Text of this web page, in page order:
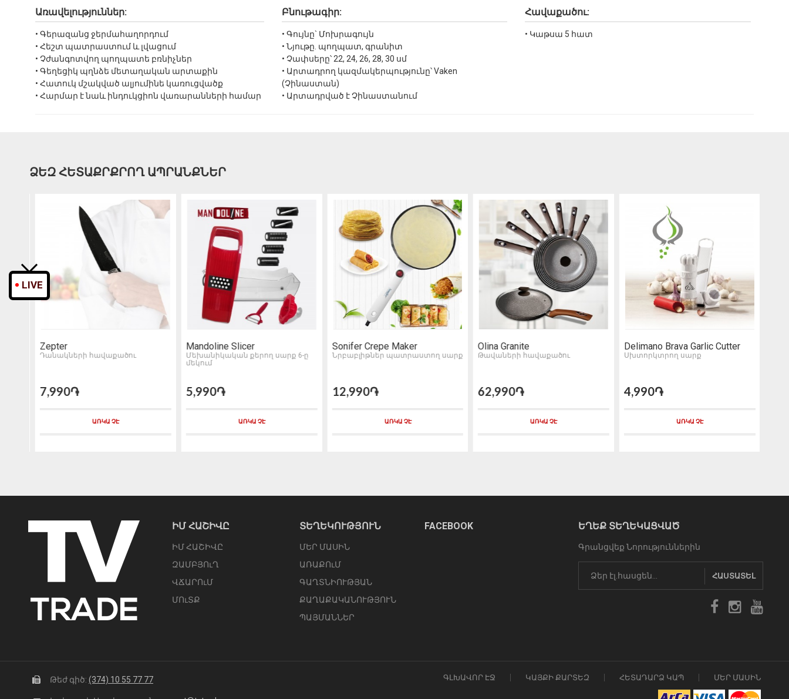
Առավելություններ:
• Գերազանց ջերմահաղորդում
• Հեշտ պատրաստում և լվացում
• Չժանգոտվող պողպատե բռնիչներ
• Գեղեցիկ պղնձե մետաղական արտաքին
• Հատուկ մշակված ալյումինե կառուցվածք
• Հարմար է նաև ինդուկցիոն վառարանների համար
Բնութագիր:
• Գույնը` Մոխրագույն
• Նյութը. պողպատ, գրանիտ
• Չափսերը՝ 22, 24, 26, 28, 30 սմ
• Արտադրող կազմակերպությունը՝ Vaken
(Չինաստան)
• Արտադրված է Չինաստանում
Հավաքածու:
• Կաթսա 5 հատ
ՁԵԶ ՀԵՏԱՔՐՔՐՈՂ ԱՊՐԱՆՔՆԵՐ
Zepter
Դանակների հավաքածու
7,990֏
ԱՌԿԱ ՉԷ
Mandoline Slicer
Մեխանիկական քերող սարք 6-ը
մեկում
5,990֏
ԱՌԿԱ ՉԷ
Sonifer Crepe Maker
Նրբաբլիթներ պատրաստող սարք
12,990֏
ԱՌԿԱ ՉԷ
Olina Granite
Թավաների հավաքածու
62,990֏
ԱՌԿԱ ՉԷ
Delimano Brava Garlic Cutter
Սխտորկտրող սարք
4,990֏
ԱՌԿԱ ՉԷ
ԻՄ ՀԱՇԻՎԸ
ԻՄ ՀԱՇԻՎԸ
ԶԱՄԲՅՈւՂ
ՎՃԱՐՈւՄ
ՄՈւՏՔ
ՏԵՂԵԿՈՒԹՅՈՒՆ
ՄԵՐ ՄԱՍԻՆ
ԱՌԱՔՈւՄ
ԳԱՂՏՆԻՈՒԹՅԱՆ
ՔԱՂԱՔԱԿԱՆՈՒԹՅՈՒՆ
ՊԱՅՄԱՆՆԵՐ
FACEBOOK ԵՂԵՔ ՏԵՂԵԿԱՑՎԱԾ
Գրանցվեք Նորություններին
ՀԱՍՏԱՏԵԼ
Թեժ գիծ: (374) 10 55 77 77 ԳԼԽԱՎՈՐ ԷՋ ԿԱՅՔԻ ՔԱՐՏԵԶ ՀԵՏԱԴԱՐՁ ԿԱՊ ՄԵՐ ՄԱՍԻՆ
LIVE